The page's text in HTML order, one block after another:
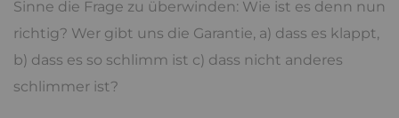
Sinne die Frage zu überwinden: Wie ist es denn nun
richtig? Wer gibt uns die Garantie, a) dass es klappt,
b) dass es so schlimm ist c) dass nicht anderes
schlimmer ist?